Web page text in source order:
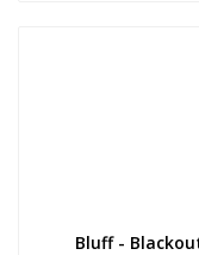
Bluff -